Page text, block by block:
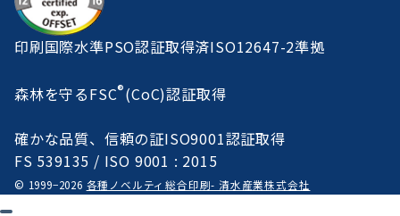
印刷国際水準PSO認証取得済ISO12647-2準拠
森林を守るFSC®(CoC)認証取得
確かな品質、信頼の証ISO9001認証取得
FS 539135 / ISO 9001 : 2015
© 1999−2026 各種ノベルティ総合印刷- 清水産業株式会社